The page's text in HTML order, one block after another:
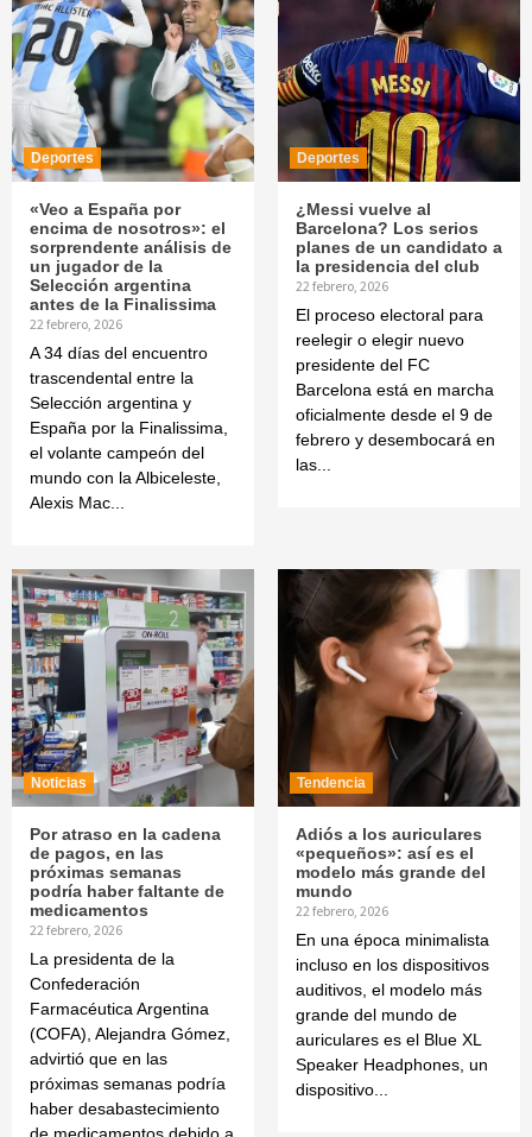
Deportes
«Veo a España por
encima de nosotros»: el
sorprendente análisis de
un jugador de la
Selección argentina
antes de la Finalissima
22 febrero, 2026
A 34 días del encuentro
trascendental entre la
Selección argentina y
España por la Finalissima,
el volante campeón del
mundo con la Albiceleste,
Alexis Mac...
Deportes
¿Messi vuelve al
Barcelona? Los serios
planes de un candidato a
la presidencia del club
22 febrero, 2026
El proceso electoral para
reelegir o elegir nuevo
presidente del FC
Barcelona está en marcha
oficialmente desde el 9 de
febrero y desembocará en
las...
Noticias
Por atraso en la cadena
de pagos, en las
próximas semanas
podría haber faltante de
medicamentos
22 febrero, 2026
La presidenta de la
Confederación
Farmacéutica Argentina
(COFA), Alejandra Gómez,
advirtió que en las
próximas semanas podría
haber desabastecimiento
de medicamentos debido a
Tendencia
Adiós a los auriculares
«pequeños»: así es el
modelo más grande del
mundo
22 febrero, 2026
En una época minimalista
incluso en los dispositivos
auditivos, el modelo más
grande del mundo de
auriculares es el Blue XL
Speaker Headphones, un
dispositivo...